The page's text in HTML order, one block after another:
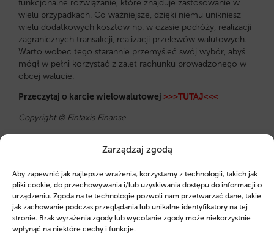
Zarządzaj zgodą
Aby zapewnić jak najlepsze wrażenia, korzystamy z technologii, takich jak
pliki cookie, do przechowywania i/lub uzyskiwania dostępu do informacji o
urządzeniu. Zgoda na te technologie pozwoli nam przetwarzać dane, takie
jak zachowanie podczas przeglądania lub unikalne identyfikatory na tej
stronie. Brak wyrażenia zgody lub wycofanie zgody może niekorzystnie
wpłynąć na niektóre cechy i funkcje.
funkcjonalne rozwiązanie, które znajduje zastosowanie w
wielu przypadkach. Co ważniejsze, dzięki niemu unikniesz
wielu dodatkowych kosztów np. w czasie podróży, realizacji
zagranicznych transakcji, realizacji przelewów walutowych.
Warto wobec tego starannie przemyśleć swój wybór, abyś
mógł w pełni korzystać z zalet rachunku prowadzonego w
obcej walucie.
Przeczytaj o karcie wielowalutowej >>>TUTAJ<<<
Copyright © Fintaxis Finanse
Pozostałe
aktualności